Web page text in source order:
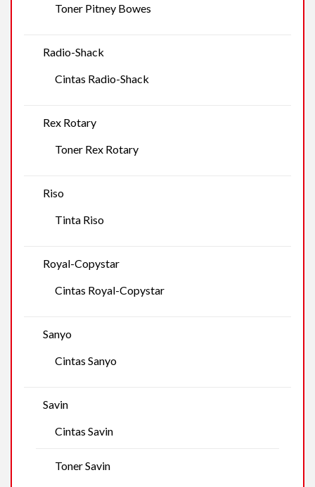
Toner Pitney Bowes
Radio-Shack
Cintas Radio-Shack
Rex Rotary
Toner Rex Rotary
Riso
Tinta Riso
Royal-Copystar
Cintas Royal-Copystar
Sanyo
Cintas Sanyo
Savin
Cintas Savin
Toner Savin